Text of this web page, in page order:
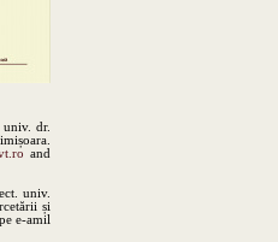
univ. dr.
and
univ.
și
e-amil